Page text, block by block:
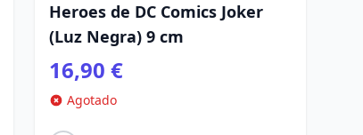
Heroes de DC Comics Joker
(Luz Negra) 9 cm
16,90 €
Agotado